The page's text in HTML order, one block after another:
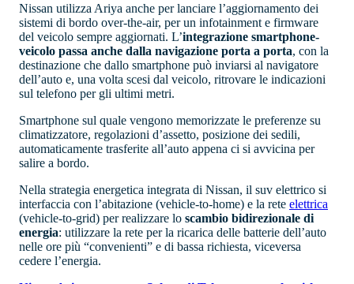
Nissan utilizza Ariya anche per lanciare l’aggiornamento dei
sistemi di bordo over-the-air, per un infotainment e firmware
del veicolo sempre aggiornati. L’integrazione smartphone-
veicolo passa anche dalla navigazione porta a porta, con la
destinazione che dallo smartphone può inviarsi al navigatore
dell’auto e, una volta scesi dal veicolo, ritrovare le indicazioni
sul telefono per gli ultimi metri.
Smartphone sul quale vengono memorizzate le preferenze su
climatizzatore, regolazioni d’assetto, posizione dei sedili,
automaticamente trasferite all’auto appena ci si avvicina per
salire a bordo.
Nella strategia energetica integrata di Nissan, il suv elettrico si
interfaccia con l’abitazione (vehicle-to-home) e la rete elettrica
(vehicle-to-grid) per realizzare lo scambio bidirezionale di
energia: utilizzare la rete per la ricarica delle batterie dell’auto
nelle ore più “convenienti” e di bassa richiesta, viceversa
cedere l’energia.